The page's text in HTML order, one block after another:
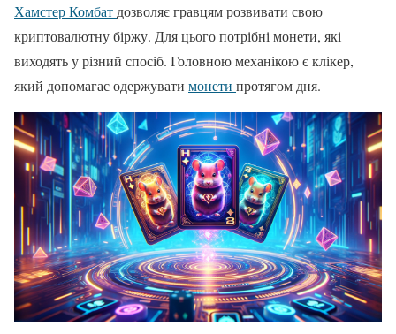
Хамстер Комбат дозволяє гравцям розвивати свою
криптовалютну біржу. Для цього потрібні монети, які
виходять у різний спосіб. Головною механікою є клікер,
який допомагає одержувати монети протягом дня.